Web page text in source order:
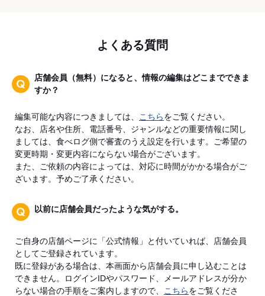
よくある質問
店舗会員（無料）になると、情報の編集はどこまでできま
すか？
編集可能な内容につきましては、 こちらをご覧ください。
なお、店名や住所、電話番号、ジャンルなどの重要情報に関し
ましては、食べログ側で審査のうえ設定を行います。ご希望の
変更時期・変更内容にならない場合がございます。
また、ご依頼の内容によっては、対応に時間がかかる場合がご
ざいます。予めご了承ください。
以前に店舗会員だったような気がする。
ご自身の店舗ページに「公式情報」と付いていれば、店舗会員
としてご登録されています。
既に登録がある場合は、本画面から店舗会員に申し込むことは
できません。ログインIDやパスワード、メールアドレスが分か
らない場合の手順をご案内しますので、
こちらをご覧くださ